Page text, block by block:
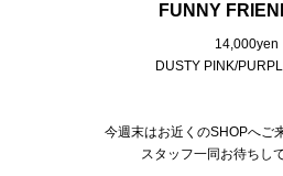
FUNNY
14,000yen
DUSTY PINK/
今週末はお近くのSHOPへご
スタッフ一同お待ちし